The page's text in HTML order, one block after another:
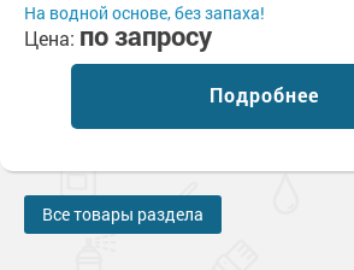
На водной основе, без запаха!
Цена: по запросу
Подробнее
Все товары раздела